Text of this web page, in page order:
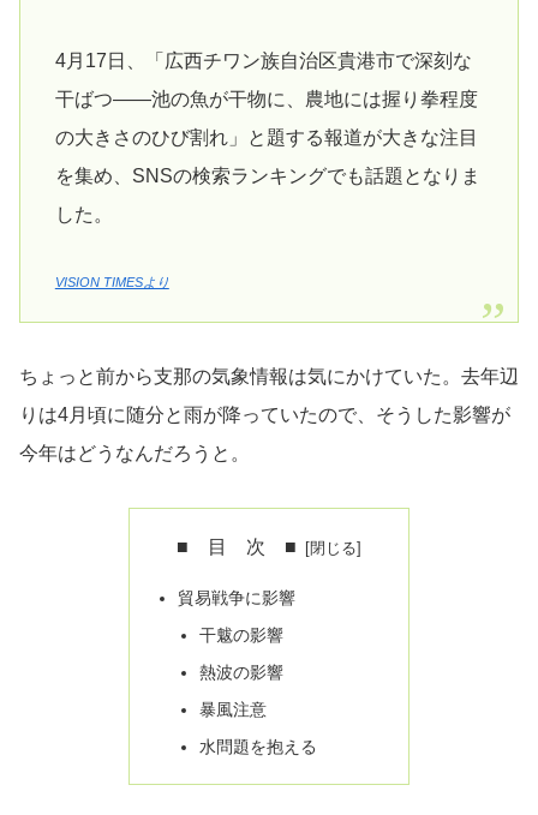
4月17日、「広西チワン族自治区貴港市で深刻な
干ばつ――池の魚が干物に、農地には握り拳程度
の大きさのひび割れ」と題する報道が大きな注目
を集め、SNSの検索ランキングでも話題となりま
した。
VISION TIMESより
ちょっと前から支那の気象情報は気にかけていた。去年辺
りは4月頃に随分と雨が降っていたので、そうした影響が
今年はどうなんだろうと。
■ 目 次 ■
貿易戦争に影響
干魃の影響
熱波の影響
暴風注意
水問題を抱える